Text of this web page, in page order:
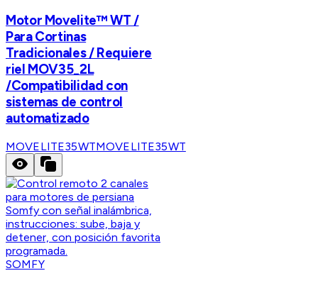
Motor Movelite™ WT /
Para Cortinas
Tradicionales / Requiere
riel MOV35_2L
/Compatibilidad con
sistemas de control
automatizado
MOVELITE35WTMOVELITE35WT
SOMFY